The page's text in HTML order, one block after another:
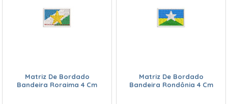
Matriz De Bordado
Bandeira Roraima 4 Cm
Matriz De Bordado
Bandeira Rondônia 4 Cm